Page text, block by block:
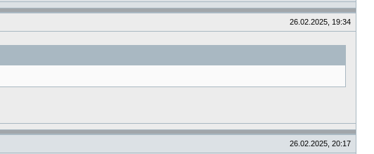
26.02.2025, 19:34
26.02.2025, 20:17